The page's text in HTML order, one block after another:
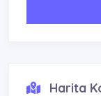
Harita